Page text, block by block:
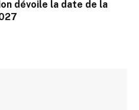
dévoile la date de la